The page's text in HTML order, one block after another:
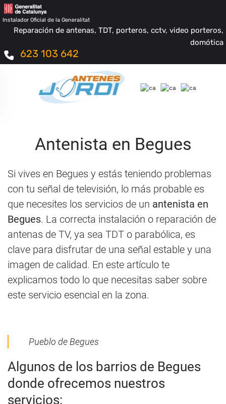
Instalador Oficial de la Generalitat
Reparación de antenas, TDT, porteros, cctv, video porteros,
domótica
623 103 642
Antenista en Begues
Si vives en Begues y estás teniendo problemas
con tu señal de televisión, lo más probable es
que necesites los servicios de un antenista en
Begues. La correcta instalación o reparación de
antenas de TV, ya sea TDT o parabólica, es
clave para disfrutar de una señal estable y una
imagen de calidad. En este artículo te
explicamos todo lo que necesitas saber sobre
este servicio esencial en la zona.
Pueblo de Begues
Algunos de los barrios de Begues
donde ofrecemos nuestros
servicios: